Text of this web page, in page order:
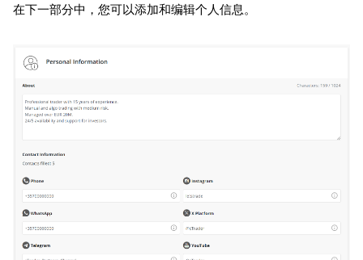
在下一部分中，您可以添加和编辑个人信息。